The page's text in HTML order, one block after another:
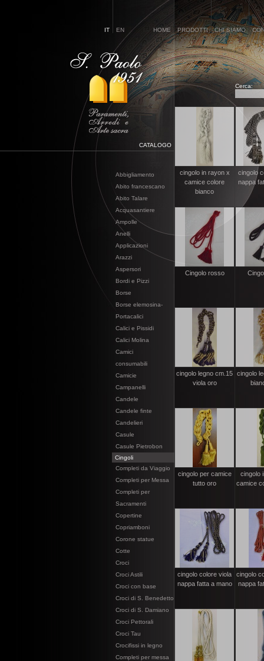
IT EN HOME PRODOTTI CHI SIAMO
Cerca:
CATALOGO
Abbigliamento
Abito francescano
Abito Talare
Acquasantiere
Ampolle
Anelli
Applicazioni
Arazzi
Aspersori
Bordi e Pizzi
Borse
Borse elemosina-
Portacalici
Calici e Pissidi
Calici Molina
Camici
consumabili
Camicie
Campanelli
Candele
Candele finte
Candelieri
Casule
Casule Pietrobon
Cingoli
Completi da Viaggio
Completi per Messa
Completi per
Sacramenti
Copertine
Copriamboni
Corone statue
Cotte
Croci
Croci Astili
Croci con base
Croci di S. Benedetto
Croci di S. Damiano
Croci Pettorali
Croci Tau
Crocifissi in legno
Completi per messa
cingolo in rayon x
camice colore
bianco
cingolo
nappa
Cingolo rosso
cingolo legno cm.15
viola oro
cingolo
cingolo per camice
tutto oro
cingolo
camice
cingolo colore viola
nappa fatta a mano
cingolo
nappa